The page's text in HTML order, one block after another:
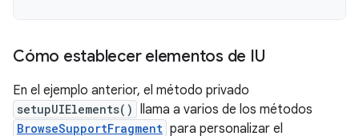
Cómo establecer elementos de IU
En el ejemplo anterior, el método privado
setupUIElements() llama a varios de los métodos
BrowseSupportFragment para personalizar el